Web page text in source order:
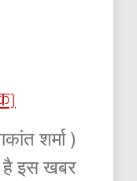
शर्मा )
है इस खबर